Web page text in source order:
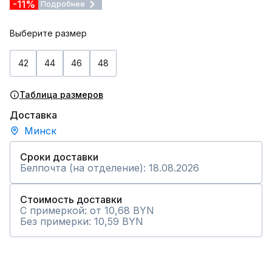
-11% Подробнее
Выберите размер
42 44 46 48
Таблица размеров
Доставка
Минск
Сроки доставки
Белпочта (на отделение): 18.08.2026
Стоимость доставки
С примеркой: от 10,68 BYN
Без примерки: 10,59 BYN